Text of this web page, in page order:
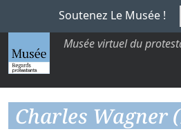
Soutenez Le Musée !
Musée virtuel du
Charles Wagner